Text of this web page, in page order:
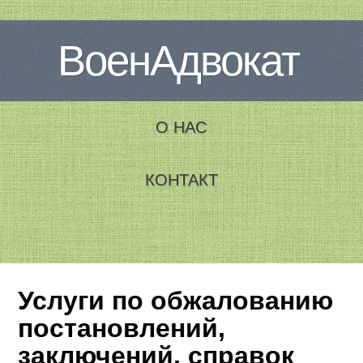
ВоенАдвокат
О НАС
КОНТАКТ
Услуги по обжалованию
постановлений,
заключений, справок